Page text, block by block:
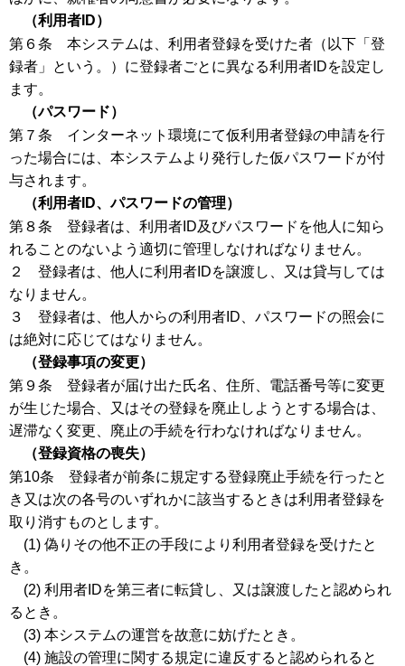
（利用者ID）
第６条 本システムは、利用者登録を受けた者（以下「登
録者」という。）に登録者ごとに異なる利用者IDを設定し
ます。
（パスワード）
第７条 インターネット環境にて仮利用者登録の申請を行
った場合には、本システムより発行した仮パスワードが付
与されます。
（利用者ID、パスワードの管理）
第８条 登録者は、利用者ID及びパスワードを他人に知ら
れることのないよう適切に管理しなければなりません。
２ 登録者は、他人に利用者IDを譲渡し、又は貸与しては
なりません。
３ 登録者は、他人からの利用者ID、パスワードの照会に
は絶対に応じてはなりません。
（登録事項の変更）
第９条 登録者が届け出た氏名、住所、電話番号等に変更
が生じた場合、又はその登録を廃止しようとする場合は、
遅滞なく変更、廃止の手続を行わなければなりません。
（登録資格の喪失）
第10条 登録者が前条に規定する登録廃止手続を行ったと
き又は次の各号のいずれかに該当するときは利用者登録を
取り消すものとします。
(1) 偽りその他不正の手段により利用者登録を受けたと
き。
(2) 利用者IDを第三者に転貸し、又は譲渡したと認められ
るとき。
(3) 本システムの運営を故意に妨げたとき。
(4) 施設の管理に関する規定に違反すると認められると